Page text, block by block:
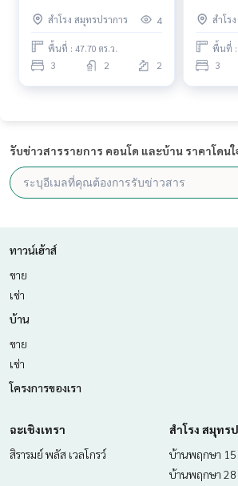
สมุทรปราการ
สำโรง สมุทรปราการ 4
พื้นที่ : 47.70 ตร.ว.
3 2 2
สำโร
พื้นที่ :
3
รับข่าวสารรายการ คอนโด และบ้าน ราคาโดนใ
ทาวน์เฮ้าส์
ขาย
เช่า
บ้าน
ขาย
เช่า
โครงการของเรา
ฉะเชิงเทรา
สิรารมย์ พลัส เวลโกรว์
สำโรง สมุทร
บ้านพฤกษา 15
บ้านพฤกษา 28